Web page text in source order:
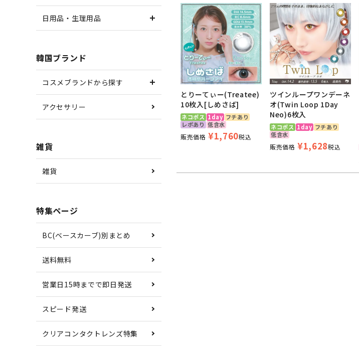
日用品・生理用品
韓国ブランド
コスメブランドから探す
アクセサリー
雑貨
雑貨
特集ページ
BC(ベースカーブ)別まとめ
送料無料
営業日15時までで即日発送
スピード発送
クリアコンタクトレンズ特集
とりーてぃー(Treatee)
10枚入[しめさば]
ネコポス 1day フチあり
レポあり 低含水
販売価格 ¥1,760税込
ツインループワンデーネ
オ(Twin Loop 1Day
Neo)6枚入
ネコポス 1day フチあり
低含水
販売価格 ¥1,628税込